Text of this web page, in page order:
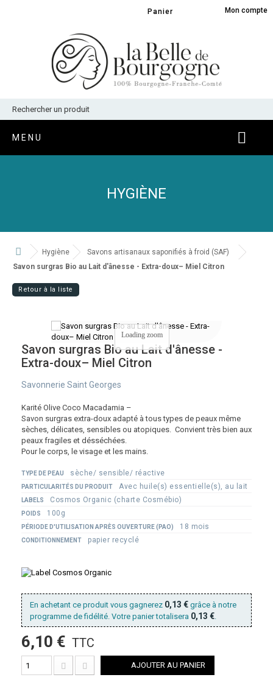
Mon compte
Panier
MENU
HYGIÈNE
Hygiène
Savons artisanaux saponifiés à froid (SAF)
Savon surgras Bio au Lait d'ânesse - Extra-doux– Miel Citron
Retour à la liste
Loading zoom
Savon surgras Bio au Lait d'ânesse -
Extra-doux– Miel Citron
Savonnerie Saint Georges
Karité Olive Coco Macadamia –
Savon surgras extra-doux adapté à tous types de peaux même
sèches, délicates, sensibles ou atopiques. Convient très bien aux
peaux fragiles et désséchées.
Pour le corps, le visage et les mains.
TYPE DE PEAU sèche/ sensible/ réactive
PARTICULARITÉS DU PRODUIT Avec huile(s) essentielle(s), au lait
LABELS Cosmos Organic (charte Cosmébio)
POIDS 100g
PÉRIODE D'UTILISATION APRÈS OUVERTURE (PAO) 18 mois
CONDITIONNEMENT papier recyclé
En achetant ce produit vous gagnerez 0,13 €grâce à notre
programme de fidélité. Votre panier totalisera 0,13 €.
6,10 € TTC
AJOUTER AU PANIER